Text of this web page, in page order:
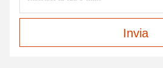
Invia